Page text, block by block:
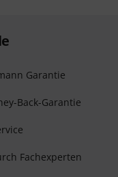
Garantie
Back-Garantie
Fachexperten